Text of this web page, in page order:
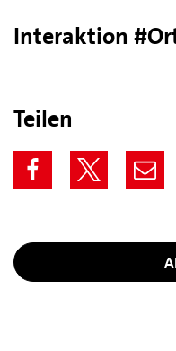
Interaktion
Teilen